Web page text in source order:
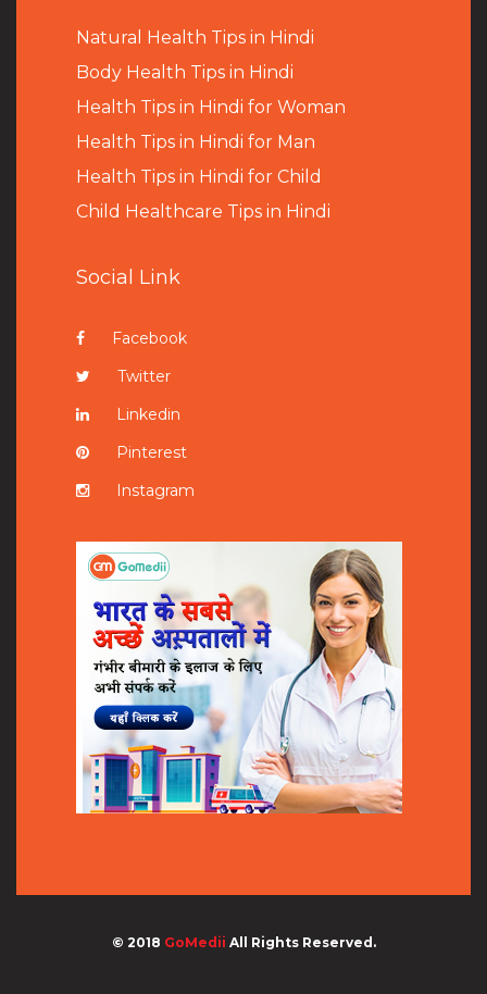
Natural Health Tips in Hindi
Body Health Tips in Hindi
Health Tips in Hindi for Woman
Health Tips in Hindi for Man
Health Tips in Hindi for Child
Child Healthcare Tips in Hindi
Social Link
Facebook
Twitter
Linkedin
Pinterest
Instagram
© 2018 GoMedii All Rights Reserved.